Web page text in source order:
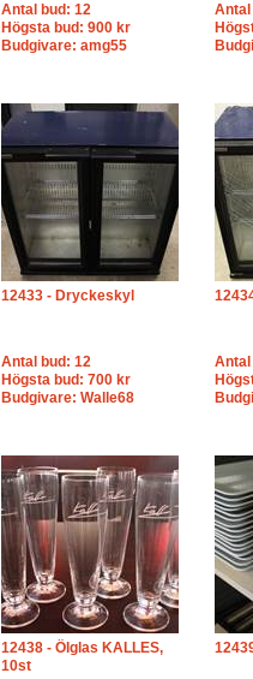
Antal bud: 12
Högsta bud: 900 kr
Budgivare: amg55
Antal
12433 - Dryckeskyl
Antal bud: 12
Högsta bud: 700 kr
Budgivare: Walle68
Antal
12438 - Ölglas KALLES,
10st